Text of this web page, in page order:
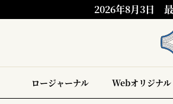
2026年8月3日
ロージャーナル Webオリジナル